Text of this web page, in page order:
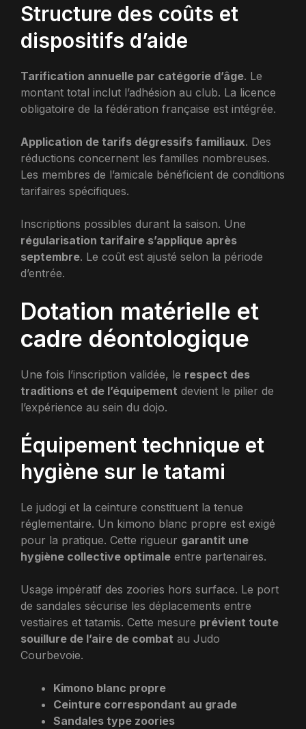
Structure des coûts et
dispositifs d’aide
Tarification annuelle par catégorie d’âge. Le
montant total inclut l’adhésion au club. La licence
obligatoire de la fédération française est intégrée.
Application de tarifs dégressifs familiaux. Des
réductions concernent les familles nombreuses.
Les membres de l’amicale bénéficient de conditions
tarifaires spécifiques.
Inscriptions possibles durant la saison. Une
régularisation tarifaire s’applique après
septembre. Le coût est ajusté selon la période
d’entrée.
Dotation matérielle et
cadre déontologique
Une fois l’inscription validée, le respect des
traditions et de l’équipement devient le pilier de
l’expérience au sein du dojo.
Équipement technique et
hygiène sur le tatami
Le judogi et la ceinture constituent la tenue
réglementaire. Un kimono blanc propre est exigé
pour la pratique. Cette rigueur garantit une
hygiène collective optimale entre partenaires.
Usage impératif des zoories hors surface. Le port
de sandales sécurise les déplacements entre
vestiaires et tatamis. Cette mesure prévient toute
souillure de l’aire de combat au Judo
Courbevoie.
Kimono blanc propre
Ceinture correspondant au grade
Sandales type zoories